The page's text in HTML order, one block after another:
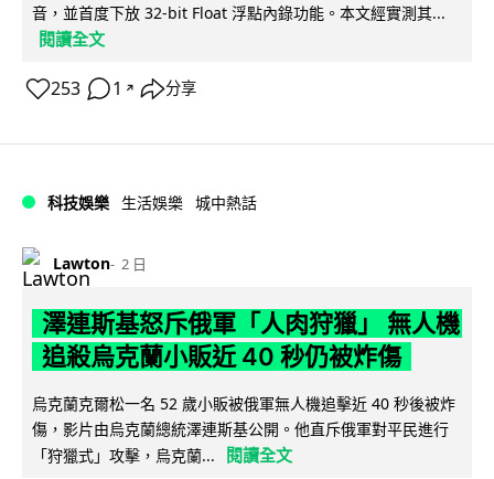
音，並首度下放 32-bit Float 浮點內錄功能。本文經實測其...
閱讀全文
253 1 ↗ 分享
科技娛樂 生活娛樂 城中熱話
Lawton 2 日
澤連斯基怒斥俄軍「人肉狩獵」 無人機
追殺烏克蘭小販近 40 秒仍被炸傷
烏克蘭克爾松一名 52 歲小販被俄軍無人機追擊近 40 秒後被炸
傷，影片由烏克蘭總統澤連斯基公開。他直斥俄軍對平民進行
「狩獵式」攻擊，烏克蘭...
閱讀全文